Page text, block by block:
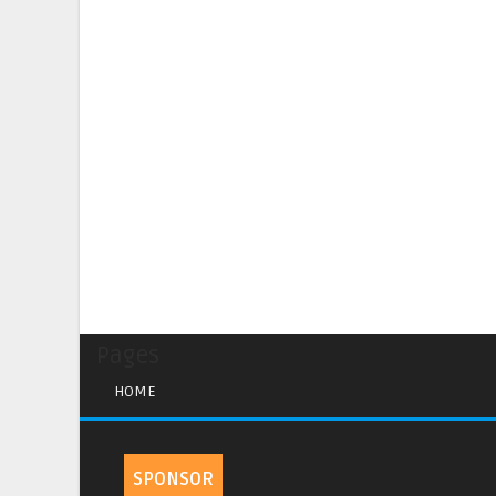
HOME
SPONSOR